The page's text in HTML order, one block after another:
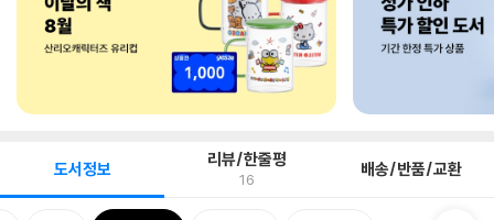
도서정보 리뷰/한줄평
16 배송/반품/교환